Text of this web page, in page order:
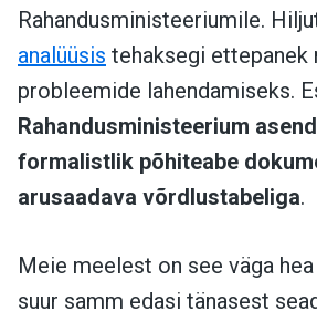
Rahandusministeeriumile.
analüüsis tehaksegi ettepanek
probleemide lahendamiseks.
Rahandusministeerium
formalistlik põhiteabe
arusaadava võrdlustabeliga.
Meie meelest on see väga
suur samm edasi tänasest